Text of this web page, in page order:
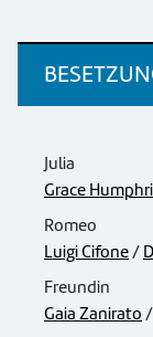
Julia
Grace
Romeo
Luigi Cifone/
Freundin
Gaia Zanirato /